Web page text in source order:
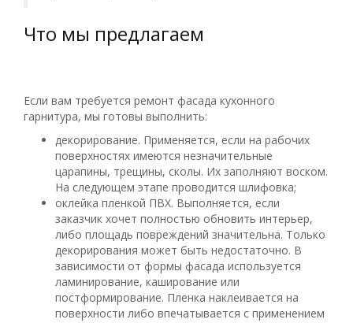
Что мы предлагаем
Если вам требуется ремонт фасада кухонного
гарнитура, мы готовы выполнить:
декорирование. Применяется, если на рабочих
поверхностях имеются незначительные
царапины, трещины, сколы. Их заполняют воском.
На следующем этапе проводится шлифовка;
оклейка пленкой ПВХ. Выполняется, если
заказчик хочет полностью обновить интерьер,
либо площадь повреждений значительна. Только
декорирования может быть недостаточно. В
зависимости от формы фасада используется
ламинирование, каширование или
постформирование. Пленка наклеивается на
поверхности либо впечатывается с применением